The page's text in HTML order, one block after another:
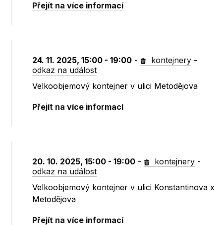
Přejít na více informací
24. 11. 2025, 15:00 - 19:00 - kontejnery -
odkaz na událost
Velkoobjemový kontejner v ulici Metodějova
Přejít na více informací
20. 10. 2025, 15:00 - 19:00 - kontejnery -
odkaz na událost
Velkoobjemový kontejner v ulici Konstantinova x
Metodějova
Přejít na více informací